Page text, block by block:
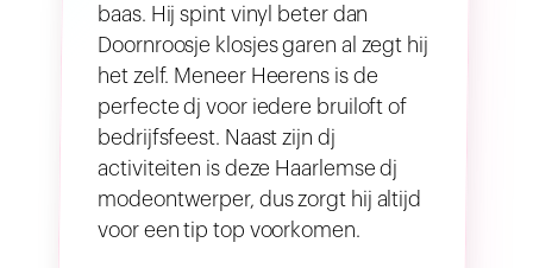
baas. Hij spint vinyl beter dan
Doornroosje klosjes garen al zegt hij
het zelf. Meneer Heerens is de
perfecte dj voor iedere bruiloft of
bedrijfsfeest. Naast zijn dj
activiteiten is deze Haarlemse dj
modeontwerper, dus zorgt hij altijd
voor een tip top voorkomen.